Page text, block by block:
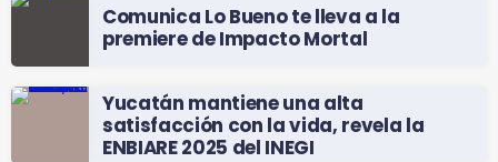
Comunica Lo Bueno te lleva a la
premiere de Impacto Mortal
Yucatán mantiene una alta
satisfacción con la vida, revela la
ENBIARE 2025 del INEGI